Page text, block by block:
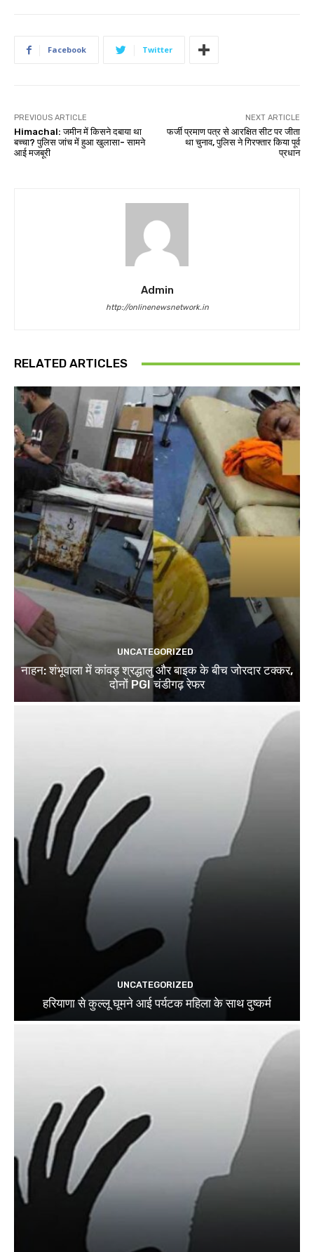
Facebook Twitter
PREVIOUS ARTICLE
Himachal: जमीन में किसने दबाया था
बच्चा? पुलिस जांच में हुआ खुलासा- सामने
आई मजबूरी
NEXT ARTICLE
फर्जी प्रमाण पत्र से आरक्षित सीट पर जीता
था चुनाव, पुलिस ने गिरफ्तार किया पूर्व
प्रधान
Admin
http://onlinenewsnetwork.in
RELATED ARTICLES
UNCATEGORIZED
नाहन: शंभूवाला में कांवड़ श्रद्धालु और बाइक के बीच जोरदार टक्कर,
दोनों PGI चंडीगढ़ रेफर
UNCATEGORIZED
हरियाणा से कुल्लू घूमने आई पर्यटक महिला के साथ दुष्कर्म